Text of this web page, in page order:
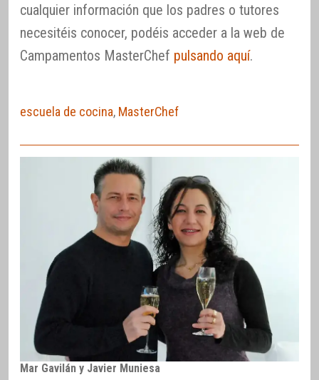
cualquier información que los padres o tutores
necesitéis conocer, podéis acceder a la web de
Campamentos MasterChef pulsando aquí.
escuela de cocina, MasterChef
Mar Gavilán y Javier Muniesa